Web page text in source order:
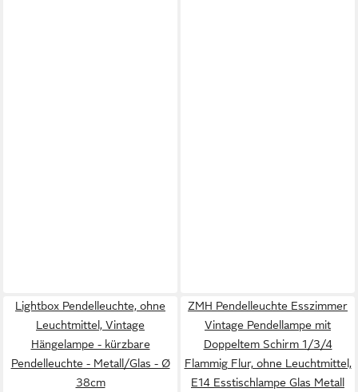
Lightbox Pendelleuchte, ohne
Leuchtmittel, Vintage
Hängelampe - kürzbare
Pendelleuchte - Metall/Glas - Ø
38cm
ZMH Pendelleuchte Esszimmer
Vintage Pendellampe mit
Doppeltem Schirm 1/3/4
Flammig Flur, ohne Leuchtmittel,
E14 Esstischlampe Glas Metall